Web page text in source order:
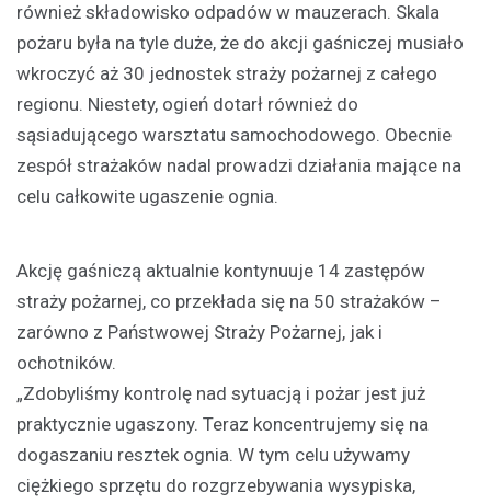
również składowisko odpadów w mauzerach. Skala
pożaru była na tyle duże, że do akcji gaśniczej musiało
wkroczyć aż 30 jednostek straży pożarnej z całego
regionu. Niestety, ogień dotarł również do
sąsiadującego warsztatu samochodowego. Obecnie
zespół strażaków nadal prowadzi działania mające na
celu całkowite ugaszenie ognia.
Akcję gaśniczą aktualnie kontynuuje 14 zastępów
straży pożarnej, co przekłada się na 50 strażaków –
zarówno z Państwowej Straży Pożarnej, jak i
ochotników.
„Zdobyliśmy kontrolę nad sytuacją i pożar jest już
praktycznie ugaszony. Teraz koncentrujemy się na
dogaszaniu resztek ognia. W tym celu używamy
ciężkiego sprzętu do rozgrzebywania wysypiska,